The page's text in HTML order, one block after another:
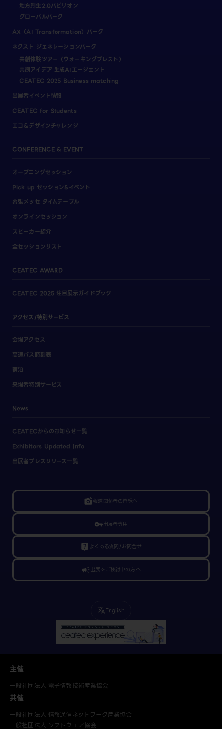
地方創生2.0パビリオン
グローバルパーク
AX（AI Transformation）パーク
ネクスト ジェネレーションパーク
共創体験ツアー（ウォーキングブレスト）
共創アイデア 生成AIエージェント
CEATEC 2025 Business matching
出展者イベント情報
CEATEC for Students
エコ＆デザインチャレンジ
CONFERENCE & EVENT
オープニングセッション
Pick up セッション&イベント
幕張メッセ タイムテーブル
オンラインセッション
スピーカー紹介
全セッションリスト
CEATEC AWARD
CEATEC 2025 注目展示ガイドブック
アクセス/特別サービス
会場アクセス
高速バス時刻表
宿泊
来場者特別サービス
News
CEATECからのお知らせ一覧
Exhibitors Updated Info
出展者プレスリリース一覧
linked_camera報道関係者の皆様へ
vpn_key出展者専用
live_help よくある質問/お問合せ
campaign出展をご検討中の方へ
translateEnglish
主催
一般社団法人 電子情報技術産業協会
共催
一般社団法人 情報通信ネットワーク産業協会
一般社団法人 ソフトウェア協会